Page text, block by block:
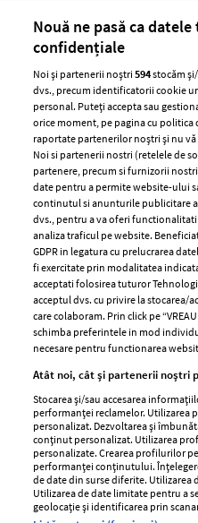
ELLE Style Awards
2024
Despre ELLE
Romania
Contact
Abonamente
GSP
Unica
Baby
Retete
Pariază responsabil!
Nouă ne pasă ca
confidențiale
Noi și partenerii noștri594stocăm
dvs., precum identificatorii cookie
personal. Puteți accepta sau
orice moment, pe pagina cu
raportate partenerilor noștri și nu vă
Noi si partenerii nostri (retelele de
partenere, precum si furnizorii
date pentru a permite website-ului
continutul si anunturile publicitare
dvs., pentru a va oferi
analiza traficul pe website.
GDPR in legatura cu prelucrarea
fi exercitate prin modalitatea
acceptati folosirea tuturor
acceptul dvs. cu privire la stocarea/
care colaboram. Prin click pe “VREAU
schimba preferintele in mod
necesare pentru functionarea
Atât noi, cât și partenerii noștri
Stocarea și/sau accesarea
performanței reclamelor.
personalizat. Dezvoltarea și
conținut personalizat. Utilizarea
personalizate. Crearea profilurilor
performanței conținutului.
de date din surse diferite.
Utilizarea de date limitate pentru a
geolocație și identificarea prin